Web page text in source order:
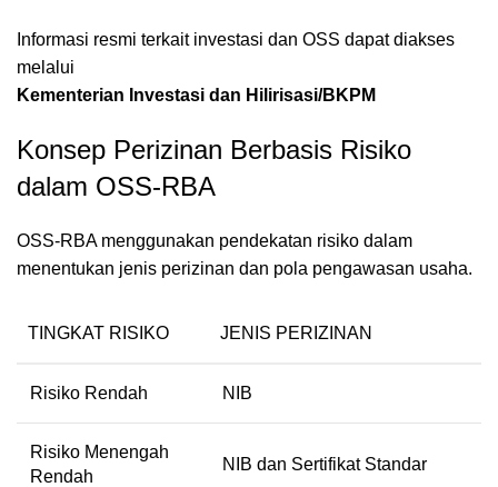
Informasi resmi terkait investasi dan OSS dapat diakses
melalui
Kementerian Investasi dan Hilirisasi/BKPM
Konsep Perizinan Berbasis Risiko
dalam OSS-RBA
OSS-RBA menggunakan pendekatan risiko dalam
menentukan jenis perizinan dan pola pengawasan usaha.
TINGKAT RISIKO JENIS PERIZINAN
Risiko Rendah NIB
Risiko Menengah
Rendah
NIB dan Sertifikat Standar